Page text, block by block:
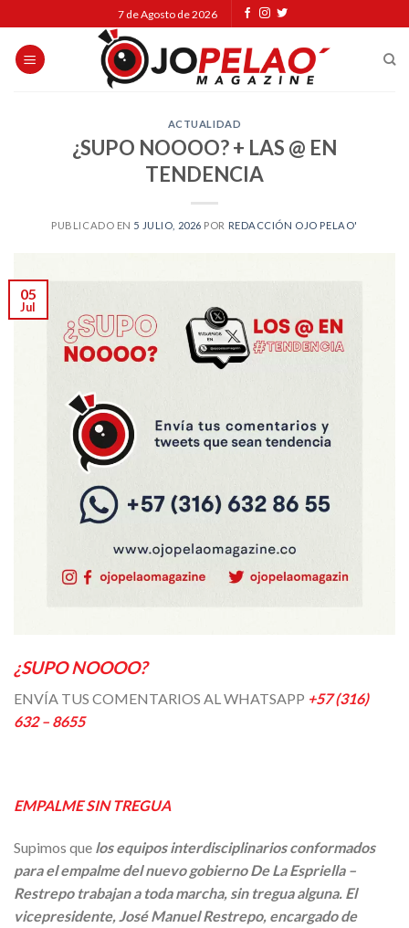
to
content
7 de Agosto de 2026
ACTUALIDAD
¿SUPO NOOOO? + LAS @ EN
TENDENCIA
PUBLICADO EN 5 JULIO, 2026 POR REDACCIÓN OJO PELAO'
05
Jul
¿SUPO NOOOO?
ENVÍA TUS COMENTARIOS AL WHATSAPP +57 (316)
632 – 8655
EMPALME SIN TREGUA
Supimos que los equipos interdisciplinarios conformados
para el empalme del nuevo gobierno De La Espriella –
Restrepo trabajan a toda marcha, sin tregua alguna. El
vicepresidente, José Manuel Restrepo, encargado de